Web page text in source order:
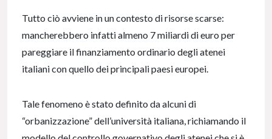
Tutto ciò avviene in un contesto di risorse scarse:
mancherebbero infatti almeno 7 miliardi di euro per
pareggiare il finanziamento ordinario degli atenei
italiani con quello dei principali paesi europei.
Tale fenomeno è stato definito da alcuni di
“orbanizzazione” dell’università italiana, richiamando il